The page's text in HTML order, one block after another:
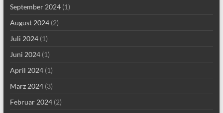
September 2024(1)
August 2024(2)
Juli 2024(1)
Juni 2024(1)
April 2024(1)
März 2024(3)
Februar 2024(2)